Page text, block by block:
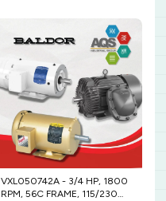
VXL050742A - 3/4 HP, 1800
RPM, 56C FRAME, 115/230